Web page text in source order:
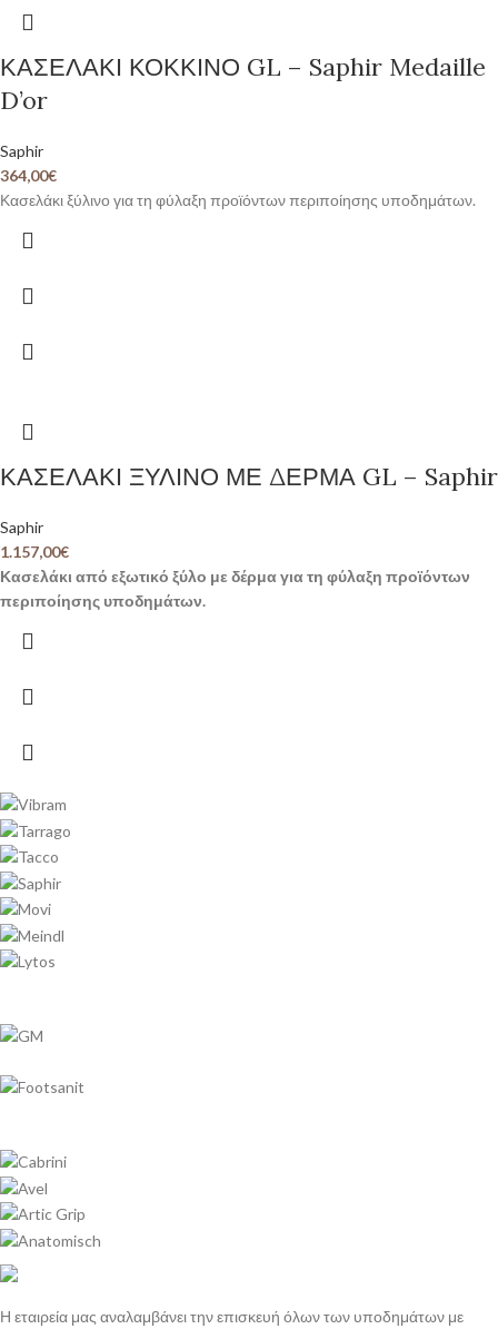
ΚΑΣΕΛΑΚΙ ΚΟΚΚΙΝΟ GL – Saphir Medaille
D’or
Saphir
364,00€
Κασελάκι ξύλινο για τη φύλαξη προϊόντων περιποίησης υποδημάτων.
ΚΑΣΕΛΑΚΙ ΞΥΛΙΝΟ ΜΕ ΔΕΡΜΑ GL – Saphir
Saphir
1.157,00€
Κασελάκι από εξωτικό ξύλο με δέρμα για τη φύλαξη προϊόντων
περιποίησης υποδημάτων.
Η εταιρεία μας αναλαμβάνει την επισκευή όλων των υποδημάτων με